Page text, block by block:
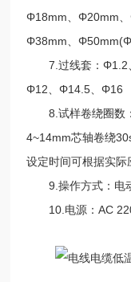
Φ18mm、Φ20mm
Φ38mm、
7.过线套：Φ1.2
Φ12、Φ14.5、Φ16
8.试样卷绕圈数：
4~14mm芯轴卷绕
设定时间可根据实
9.操作方式：电
10.电源：AC